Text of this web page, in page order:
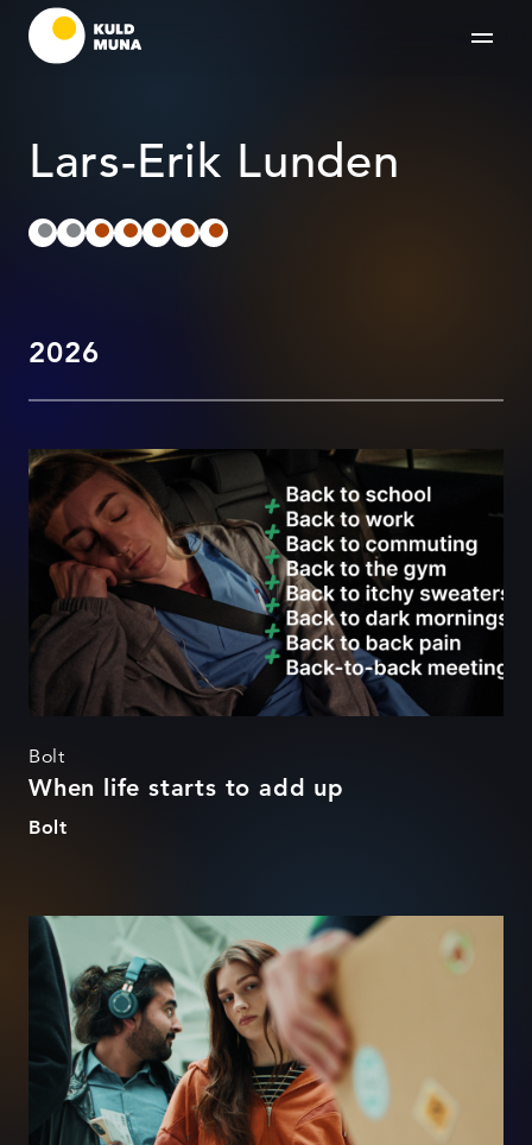
Lars-Erik Lunden
2026
When life starts to add up
Bolt
When life starts to add up
Bolt
A travel hack that works